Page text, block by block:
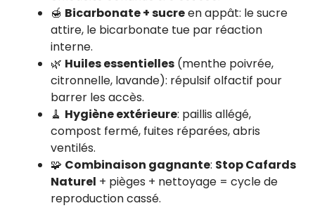
🍯 Bicarbonate + sucreen appât: le sucre
attire, le bicarbonate tue par réaction
interne.
🌿 Huiles essentielles (menthe poivrée,
citronnelle, lavande): répulsif olfactif pour
barrer les accès.
🧹 Hygiène extérieure: paillis allégé,
compost fermé, fuites réparées, abris
ventilés.
🧩 Combinaison gagnante: Stop Cafards
Naturel + pièges + nettoyage = cycle de
reproduction cassé.